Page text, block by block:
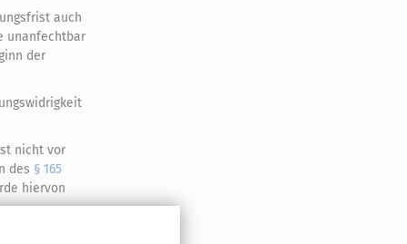
auch
unanfechtbar
der
nicht vor
des § 165
hiervon